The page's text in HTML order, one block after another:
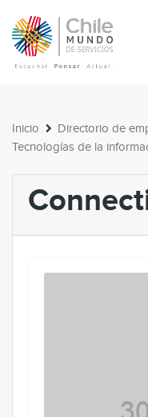
Inicio
Directorio de
Tecnologías de la